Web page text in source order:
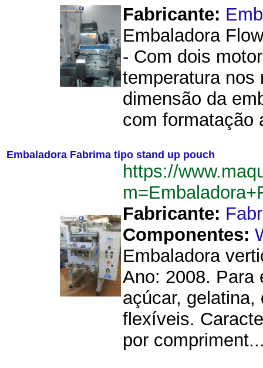
Fabricante:
Embaladora
- Com dois
temperatura nos
dimensão da
com formatação
Embaladora Fabrima tipo stand up pouch
https://
Fabricante:
Componentes:
Embaladora
Ano: 2008. Para
açúcar,
flexíveis.
por